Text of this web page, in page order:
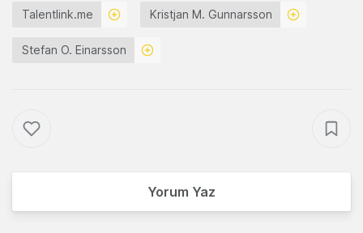
Talentlink.me Kristjan M. Gunnarsson
Stefan O. Einarsson
Yorum Yaz